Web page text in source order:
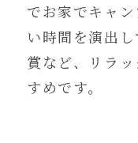
でお家でキャ
い時間を演出
賞など、リラ
すめです。